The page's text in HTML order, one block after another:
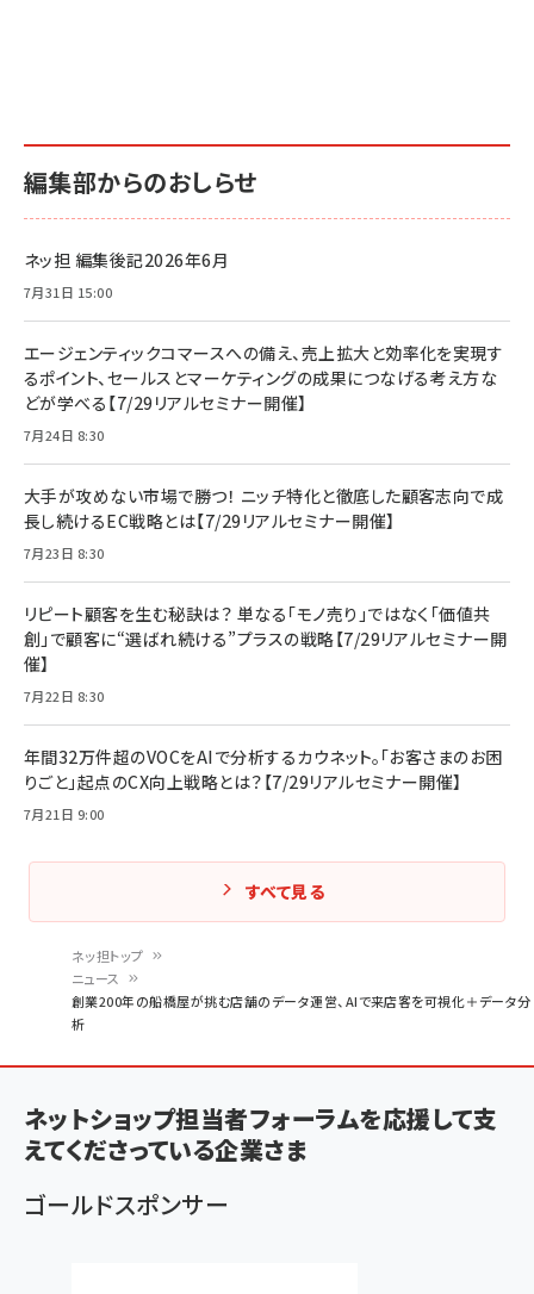
く
ず
ネッ担トップ
ニュース
創業200年の船橋屋が挑む店舗のデータ運営、AIで来店客を可視化＋データ分
析
編集部からのおしらせ
ネッ担 編集後記2026年6月
7月31日 15:00
エージェンティックコマースへの備え、売上拡大と効率化を実現す
るポイント、セールスとマーケティングの成果につなげる考え方な
どが学べる【7/29リアルセミナー開催】
7月24日 8:30
大手が攻めない市場で勝つ！ ニッチ特化と徹底した顧客志向で成
長し続けるEC戦略とは【7/29リアルセミナー開催】
7月23日 8:30
リピート顧客を生む秘訣は？ 単なる「モノ売り」ではなく「価値共
創」で顧客に“選ばれ続ける”プラスの戦略【7/29リアルセミナー開
催】
7月22日 8:30
年間32万件超のVOCをAIで分析するカウネット。「お客さまのお困
りごと」起点のCX向上戦略とは？【7/29リアルセミナー開催】
7月21日 9:00
すべて見る
ネットショップ担当者フォーラムを応援して支
えてくださっている企業さま
ゴールドスポンサー